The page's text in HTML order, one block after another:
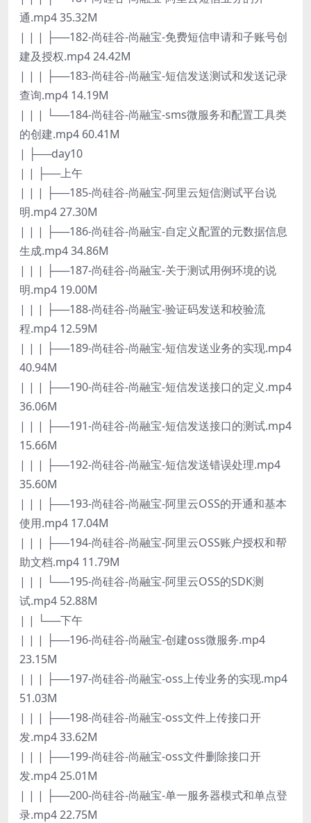
通.mp4 35.32M
| | | ├──182-尚硅谷-尚融宝-免费短信申请和子账号创
建及授权.mp4 24.42M
| | | ├──183-尚硅谷-尚融宝-短信发送测试和发送记录
查询.mp4 14.19M
| | | └──184-尚硅谷-尚融宝-sms微服务和配置工具类
的创建.mp4 60.41M
| ├──day10
| | ├──上午
| | | ├──185-尚硅谷-尚融宝-阿里云短信测试平台说
明.mp4 27.30M
| | | ├──186-尚硅谷-尚融宝-自定义配置的元数据信息
生成.mp4 34.86M
| | | ├──187-尚硅谷-尚融宝-关于测试用例环境的说
明.mp4 19.00M
| | | ├──188-尚硅谷-尚融宝-验证码发送和校验流
程.mp4 12.59M
| | | ├──189-尚硅谷-尚融宝-短信发送业务的实现.mp4
40.94M
| | | ├──190-尚硅谷-尚融宝-短信发送接口的定义.mp4
36.06M
| | | ├──191-尚硅谷-尚融宝-短信发送接口的测试.mp4
15.66M
| | | ├──192-尚硅谷-尚融宝-短信发送错误处理.mp4
35.60M
| | | ├──193-尚硅谷-尚融宝-阿里云OSS的开通和基本
使用.mp4 17.04M
| | | ├──194-尚硅谷-尚融宝-阿里云OSS账户授权和帮
助文档.mp4 11.79M
| | | └──195-尚硅谷-尚融宝-阿里云OSS的SDK测
试.mp4 52.88M
| | └──下午
| | | ├──196-尚硅谷-尚融宝-创建oss微服务.mp4
23.15M
| | | ├──197-尚硅谷-尚融宝-oss上传业务的实现.mp4
51.03M
| | | ├──198-尚硅谷-尚融宝-oss文件上传接口开
发.mp4 33.62M
| | | ├──199-尚硅谷-尚融宝-oss文件删除接口开
发.mp4 25.01M
| | | ├──200-尚硅谷-尚融宝-单一服务器模式和单点登
录.mp4 22.75M